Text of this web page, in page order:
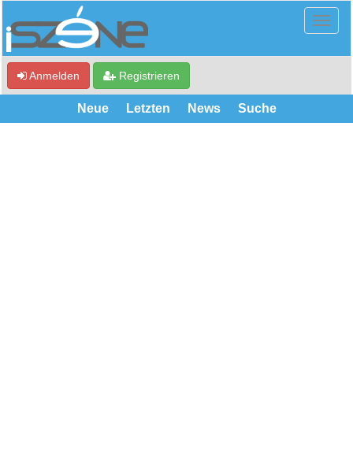
Anmelden Registrieren
Neue Letzten News Suche